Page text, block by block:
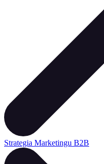
Strategia Marketingu B2B